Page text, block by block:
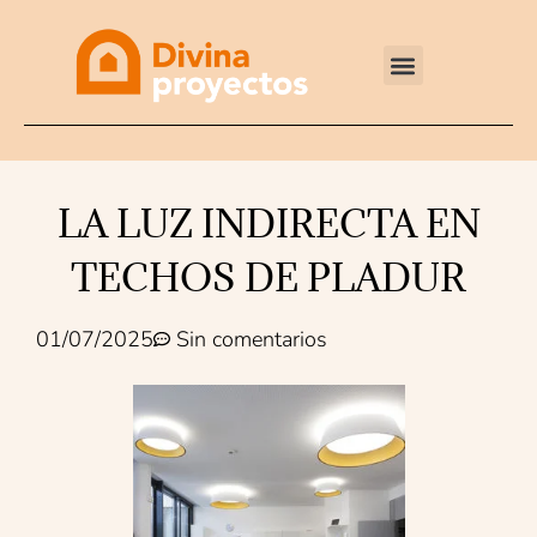
LA LUZ INDIRECTA EN
TECHOS DE PLADUR
01/07/2025 Sin comentarios